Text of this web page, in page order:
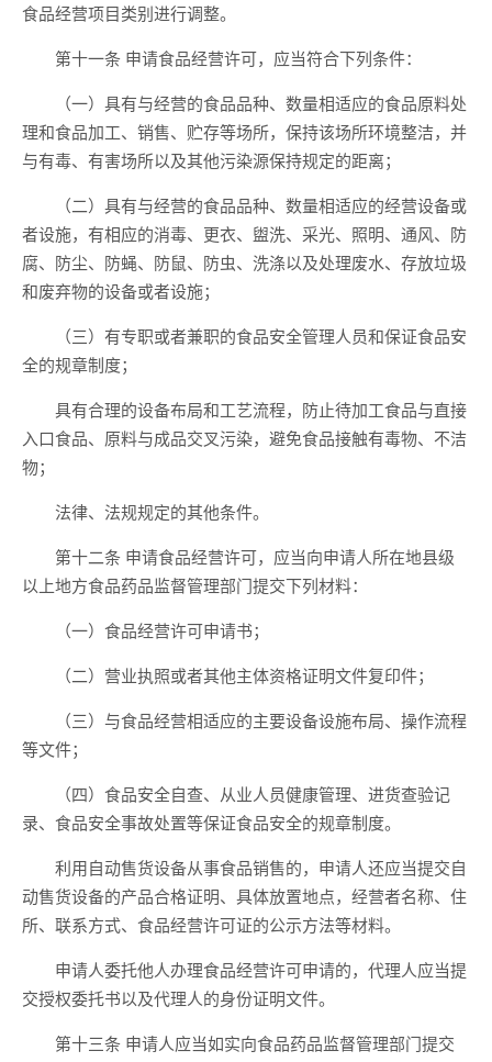
食品经营项目类别进行调整。
第十一条 申请食品经营许可，应当符合下列条件：
（一）具有与经营的食品品种、数量相适应的食品原料处
理和食品加工、销售、贮存等场所，保持该场所环境整洁，并
与有毒、有害场所以及其他污染源保持规定的距离；
（二）具有与经营的食品品种、数量相适应的经营设备或
者设施，有相应的消毒、更衣、盥洗、采光、照明、通风、防
腐、防尘、防蝇、防鼠、防虫、洗涤以及处理废水、存放垃圾
和废弃物的设备或者设施；
（三）有专职或者兼职的食品安全管理人员和保证食品安
全的规章制度；
具有合理的设备布局和工艺流程，防止待加工食品与直接
入口食品、原料与成品交叉污染，避免食品接触有毒物、不洁
物；
法律、法规规定的其他条件。
第十二条 申请食品经营许可，应当向申请人所在地县级
以上地方食品药品监督管理部门提交下列材料：
（一）食品经营许可申请书；
（二）营业执照或者其他主体资格证明文件复印件；
（三）与食品经营相适应的主要设备设施布局、操作流程
等文件；
（四）食品安全自查、从业人员健康管理、进货查验记
录、食品安全事故处置等保证食品安全的规章制度。
利用自动售货设备从事食品销售的，申请人还应当提交自
动售货设备的产品合格证明、具体放置地点，经营者名称、住
所、联系方式、食品经营许可证的公示方法等材料。
申请人委托他人办理食品经营许可申请的，代理人应当提
交授权委托书以及代理人的身份证明文件。
第十三条 申请人应当如实向食品药品监督管理部门提交